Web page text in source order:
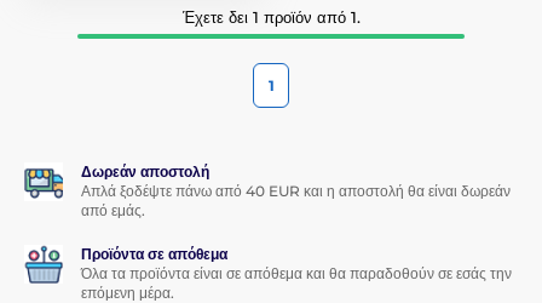
Έχετε δει 1 προϊόν από 1.
1
Δωρεάν αποστολή
Απλά ξοδέψτε πάνω από 40 EUR και η αποστολή θα είναι δωρεάν
από εμάς.
Προϊόντα σε απόθεμα
Όλα τα προϊόντα είναι σε απόθεμα και θα παραδοθούν σε εσάς την
επόμενη μέρα.